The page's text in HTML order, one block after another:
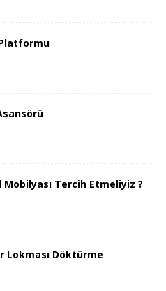
Tercih Etmeliyiz ?
Lokması Döktürme